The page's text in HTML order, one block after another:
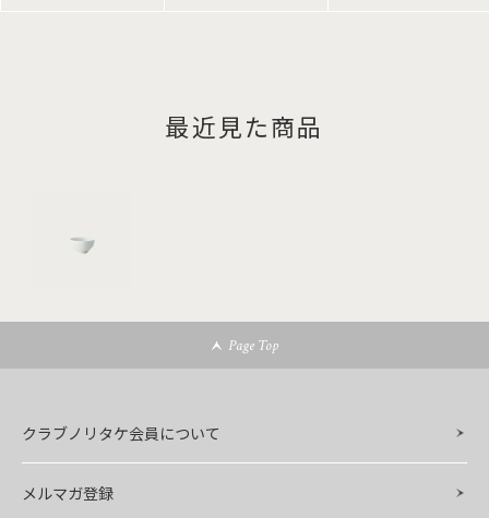
最近見た商品
Page Top
クラブノリタケ会員について
メルマガ登録